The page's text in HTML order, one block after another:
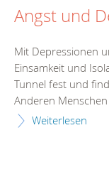
Angst und
Mit Depressionen
Einsamkeit und
Tunnel fest und
Anderen
Weiterlesen